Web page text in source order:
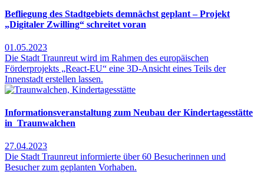
Befliegung des Stadtgebiets demnächst geplant – Projekt
„Digitaler Zwilling“ schreitet voran
01.05.2023
Die Stadt Traunreut wird im Rahmen des europäischen
Förderprojekts „React-EU“ eine 3D-Ansicht eines Teils der
Innenstadt erstellen lassen.
Informationsveranstaltung zum Neubau der Kindertagesstätte
in Traunwalchen
27.04.2023
Die Stadt Traunreut informierte über 60 Besucherinnen und
Besucher zum geplanten Vorhaben.